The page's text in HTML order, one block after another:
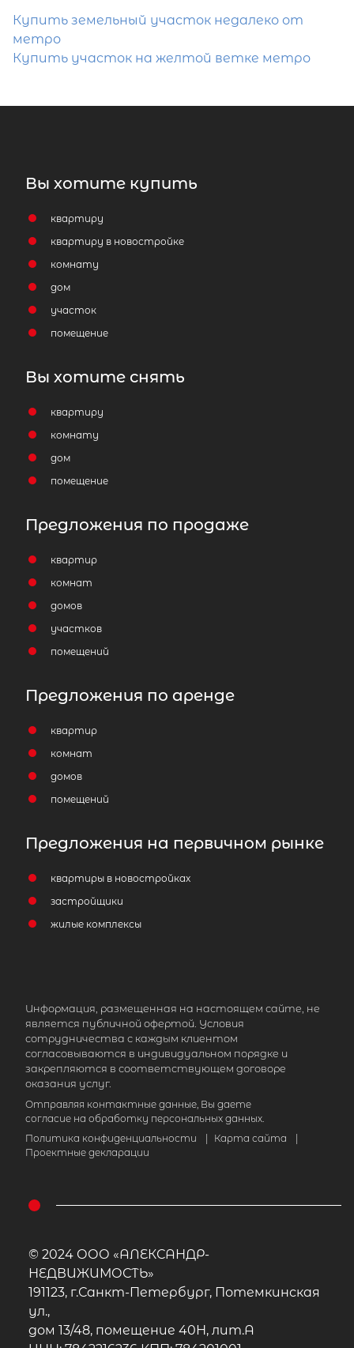
Купить земельный участок недалеко от
метро
Купить участок на желтой ветке метро
Вы хотите купить
квартиру
квартиру в новостройке
комнату
дом
участок
помещение
Вы хотите снять
квартиру
комнату
дом
помещение
Предложения по продаже
квартир
комнат
домов
участков
помещений
Предложения по аренде
квартир
комнат
домов
помещений
Предложения на первичном рынке
квартиры в новостройках
застройщики
жилые комплексы
Информация, размещенная на настоящем сайте, не
является публичной офертой. Условия
сотрудничества с каждым клиентом
согласовываются в индивидуальном порядке и
закрепляются в соответствующем договоре
оказания услуг.
Отправляя контактные данные, Вы даете
согласие на обработку персональных данных.
Политика конфиденциальности
Карта сайта
Проектные декларации
© 2024 ООО «АЛЕКСАНДР-
НЕДВИЖИМОСТЬ»
191123, г.Санкт-Петербург, Потемкинская
ул.,
дом 13/48, помещение 40Н, лит.А